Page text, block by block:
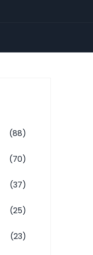
(88)
(70)
(37)
(25)
(23)